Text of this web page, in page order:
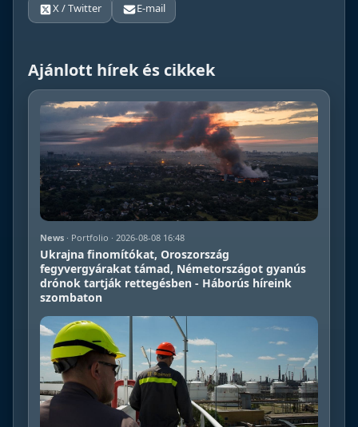
X / Twitter
E-mail
Ajánlott hírek és cikkek
News · Portfolio · 2026-08-08 16:48
Ukrajna finomítókat, Oroszország
fegyvergyárakat támad, Németországot gyanús
drónok tartják rettegésben - Háborús híreink
szombaton